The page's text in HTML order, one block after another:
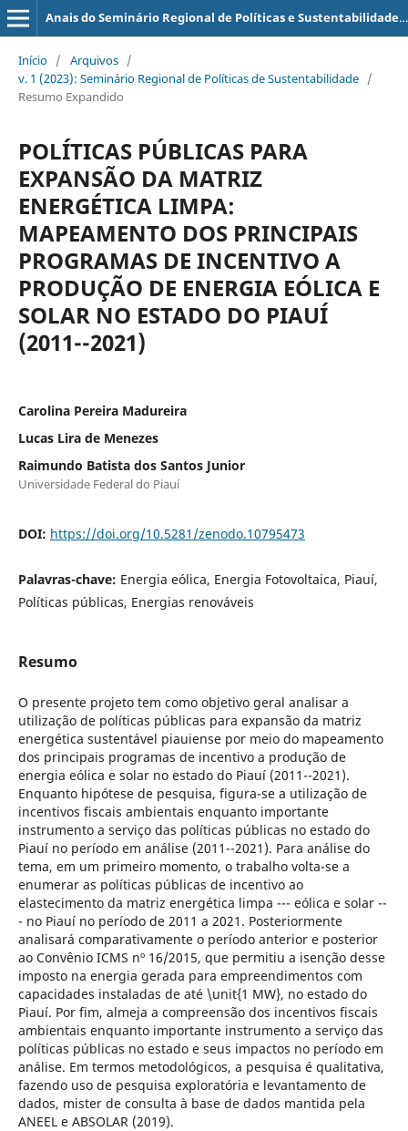
Anais do Seminário Regional de Políticas e Sustentabilidade (SERPS)
Início / Arquivos /
v. 1 (2023): Seminário Regional de Políticas de Sustentabilidade /
Resumo Expandido
POLÍTICAS PÚBLICAS PARA
EXPANSÃO DA MATRIZ
ENERGÉTICA LIMPA:
MAPEAMENTO DOS PRINCIPAIS
PROGRAMAS DE INCENTIVO A
PRODUÇÃO DE ENERGIA EÓLICA E
SOLAR NO ESTADO DO PIAUÍ
(2011--2021)
Carolina Pereira Madureira
Lucas Lira de Menezes
Raimundo Batista dos Santos Junior
Universidade Federal do Piauí
DOI: https://doi.org/10.5281/zenodo.10795473
Palavras-chave: Energia eólica, Energia Fotovoltaica, Piauí,
Políticas públicas, Energias renováveis
Resumo
O presente projeto tem como objetivo geral analisar a
utilização de políticas públicas para expansão da matriz
energética sustentável piauiense por meio do mapeamento
dos principais programas de incentivo a produção de
energia eólica e solar no estado do Piauí (2011--2021).
Enquanto hipótese de pesquisa, figura-se a utilização de
incentivos fiscais ambientais enquanto importante
instrumento a serviço das políticas públicas no estado do
Piauí no período em análise (2011--2021). Para análise do
tema, em um primeiro momento, o trabalho volta-se a
enumerar as políticas públicas de incentivo ao
elastecimento da matriz energética limpa --- eólica e solar --
- no Piauí no período de 2011 a 2021. Posteriormente
analisará comparativamente o período anterior e posterior
ao Convênio ICMS nº 16/2015, que permitiu a isenção desse
imposto na energia gerada para empreendimentos com
capacidades instaladas de até \unit{1 MW}, no estado do
Piauí. Por fim, almeja a compreensão dos incentivos fiscais
ambientais enquanto importante instrumento a serviço das
políticas públicas no estado e seus impactos no período em
análise. Em termos metodológicos, a pesquisa é qualitativa,
fazendo uso de pesquisa exploratória e levantamento de
dados, mister de consulta à base de dados mantida pela
ANEEL e ABSOLAR (2019).